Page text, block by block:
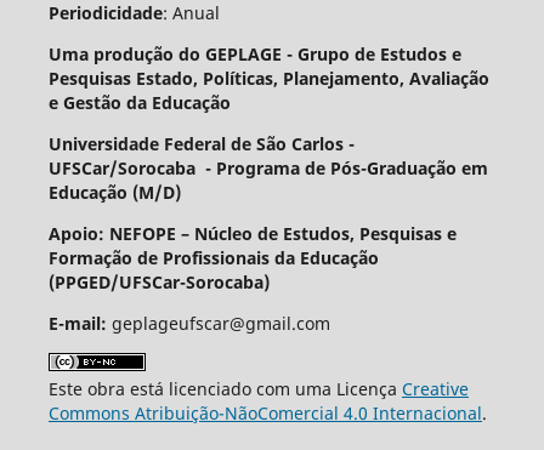
Periodicidade: Anual
Uma produção do GEPLAGE - Grupo de Estudos e
Pesquisas Estado, Políticas, Planejamento, Avaliação
e Gestão da Educação
Universidade Federal de São Carlos -
UFSCar/Sorocaba - Programa de Pós-Graduação em
Educação (M/D)
Apoio: NEFOPE – Núcleo de Estudos, Pesquisas e
Formação de Profissionais da Educação
(PPGED/UFSCar-Sorocaba)
E-mail: geplageufscar@gmail.com
Este obra está licenciado com uma Licença Creative
Commons Atribuição-NãoComercial 4.0 Internacional.